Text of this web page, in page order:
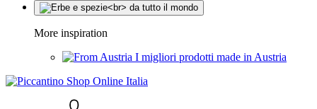
More inspiration
I migliori prodotti made in Austria